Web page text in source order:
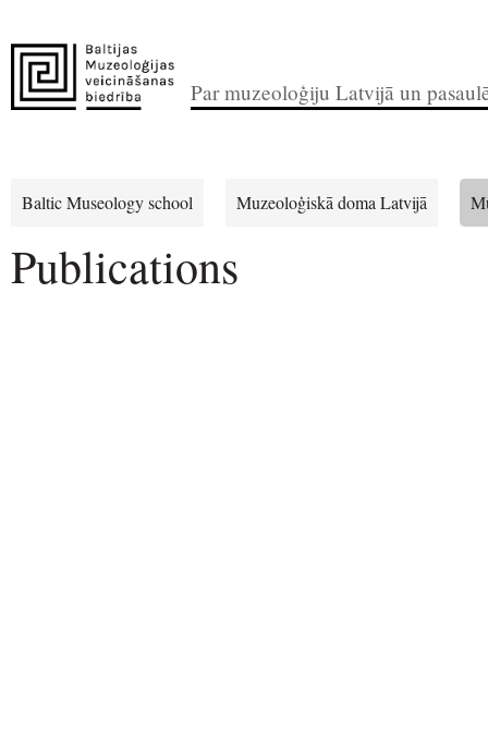
Par muzeoloģiju Latvijā un
Baltic Museology school Muzeoloģiskā doma Latvijā
Publications